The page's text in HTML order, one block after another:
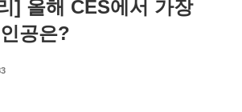
] 올해 CES에서 가장
공은?